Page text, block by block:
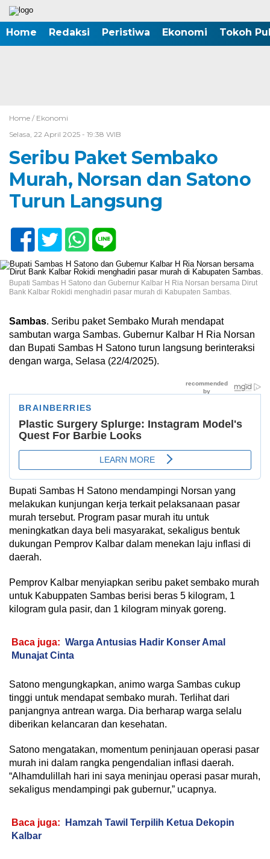
Home Redaksi Peristiwa Ekonomi Tokoh
Home / Ekonomi
Selasa, 22 April 2025 - 19:38 WIB
Seribu Paket Sembako
Murah, Norsan dan Satono
Turun Langsung
Bupati Sambas H Satono dan Gubernur Kalbar H Ria Norsan bersama Dirut
Bank Kalbar Rokidi menghadiri pasar murah di Kabupaten Sambas.
Sambas. Seribu paket Sembako Murah mendapat
sambutan warga Sambas. Gubernur Kalbar H Ria Norsan
dan Bupati Sambas H Satono turun langsung berinteraksi
dengan warga, Selasa (22/4/2025).
Bupati Sambas H Satono mendampingi Norsan yang
melakukan kunjungan kerja terkait pelaksanaan pasar
murah tersebut. Program pasar murah itu untuk
meningkatkan daya beli masyarakat, sekaligus bentuk
dukungan Pemprov Kalbar dalam menekan laju inflasi di
daerah.
Pemprov Kalbar menyiapkan seribu paket sembako murah
untuk Kabuppaten Sambas berisi beras 5 kilogram, 1
kilogram gula pasir, dan 1 kilogram minyak goreng.
Baca juga: Warga Antusias Hadir Konser Amal
Munajat Cinta
Satono mengungkapkan, animo warga Sambas cukup
tinggi untuk mendapat sembako murah. Terlihat dari
panjangnya antrean warga. Dia berharap warga selalu
diberikan kelancaran dan kesehatan.
Satono mengatakan, momentum peninjauan operasi pasar
murah ini dalam rangka pengendalian inflasi daerah.
“Alhamdulillah hari ini saya meninjau operasi pasar murah,
sekaligus mendampingi pak gubernur,” ucapnya.
Baca juga:
Hamzah Tawil Terpilih Ketua Dekopin
Kalbar